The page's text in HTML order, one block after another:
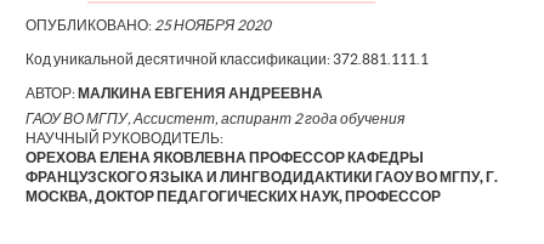
ОПУБЛИКОВАНО: 25 НОЯБРЯ 2020
Код уникальной десятичной классификации: 372.881.111.1
АВТОР:МАЛКИНА ЕВГЕНИЯ АНДРЕЕВНА
ГАОУ ВО МГПУ, Ассистент, аспирант 2 года обучения
НАУЧНЫЙ РУКОВОДИТЕЛЬ:
ОРЕХОВА ЕЛЕНА ЯКОВЛЕВНА ПРОФЕССОР КАФЕДРЫ
ФРАНЦУЗСКОГО ЯЗЫКА И ЛИНГВОДИДАКТИКИ ГАОУ ВО МГПУ, Г.
МОСКВА, ДОКТОР ПЕДАГОГИЧЕСКИХ НАУК, ПРОФЕССОР